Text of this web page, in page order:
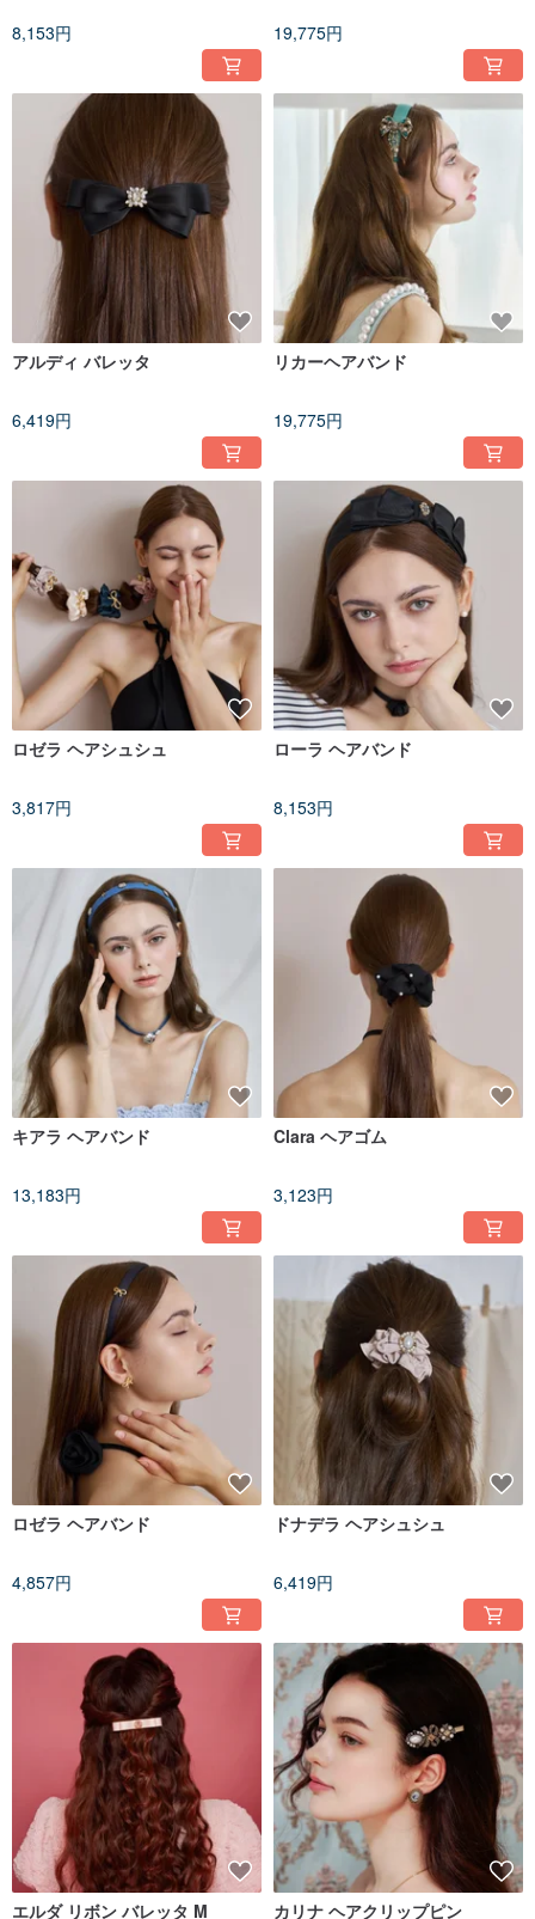
8,153円 19,775円
アルディ バレッタ
6,419円
リカーヘアバンド
19,775円
ロゼラ ヘアシュシュ
3,817円
ローラ ヘアバンド
8,153円
キアラ ヘアバンド
13,183円
Clara ヘアゴム
3,123円
ロゼラ ヘアバンド
4,857円
ドナデラ ヘアシュシュ
6,419円
エルダ リボン バレッタ M カリナ ヘアクリップピン